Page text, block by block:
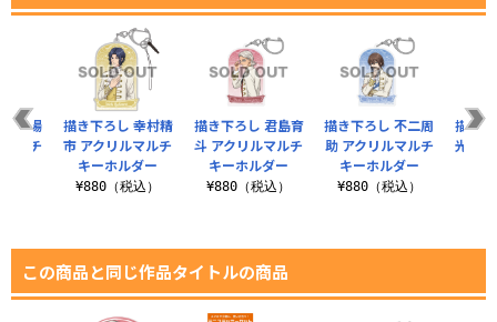
描き下ろし 君島育
斗 アクリルマルチ
キーホルダー
¥880（税込）
描き下ろし 不二周
助 アクリルマルチ
キーホルダー
¥880（税込）
描き
光 ア
古場
ルチ
描き下ろし 幸村精
市 アクリルマルチ
キーホルダー
¥880（税込）
この商品と同じ作品タイトルの商品